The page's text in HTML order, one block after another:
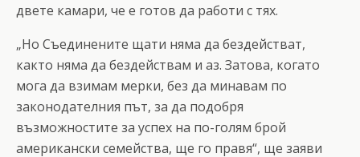
двете камари, че е готов да работи с тях.
„Но Съединените щати няма да бездействат,
както няма да бездействам и аз. Затова, когато
мога да взимам мерки, без да минавам по
законодателния път, за да подобря
възможностите за успех на по-голям брой
американски семейства, ще го правя“, ще заяви